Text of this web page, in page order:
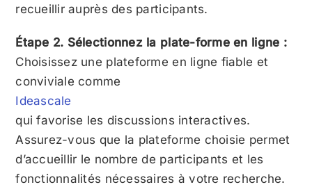
recueillir auprès des participants.
Étape 2. Sélectionnez la plate-forme en ligne :
Choisissez une plateforme en ligne fiable et
conviviale comme
Ideascale
qui favorise les discussions interactives.
Assurez-vous que la plateforme choisie permet
d’accueillir le nombre de participants et les
fonctionnalités nécessaires à votre recherche.